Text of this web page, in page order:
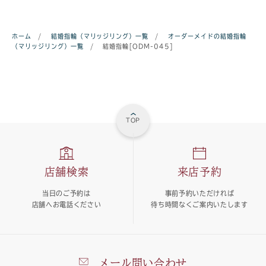
ホーム / 結婚指輪（マリッジリング）一覧 /
オーダーメイドの結婚指輪
（マリッジリング）一覧
/ 結婚指輪[ODM-045]
TOP
メール問い合わせ
店舗検索
当日のご予約は
店舗へお電話ください
来店予約
事前予約いただければ
待ち時間なくご案内いたします